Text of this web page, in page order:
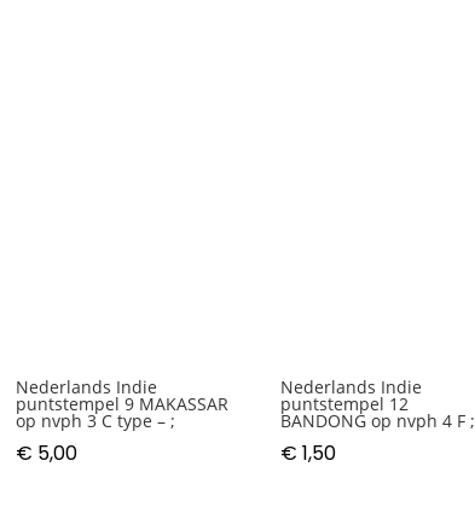
Nederlands Indie
puntstempel 9 MAKASSAR
op nvph 3 C type – ;
€ 5,00
Nederlands Indie
puntstempel 12
BANDONG op nvph 4 F ;
€ 1,50